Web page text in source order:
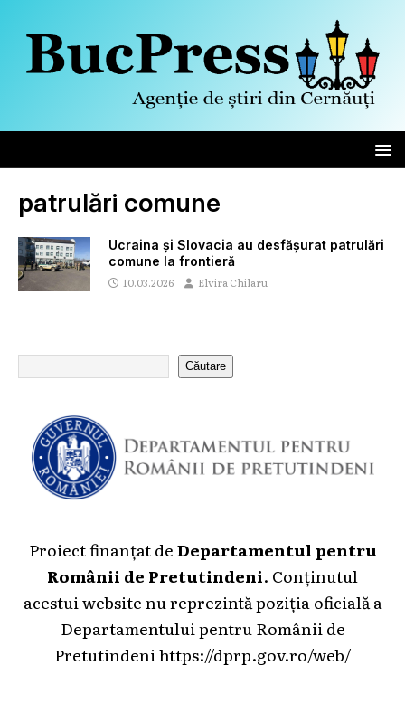
patrulări comune
Ucraina și Slovacia au desfășurat patrulări
comune la frontieră
10.03.2026 Elvira Chilaru
Căutare
Proiect finanțat deDepartamentul pentru
Românii de Pretutindeni. Conținutul
acestui website nu reprezintă poziția oficială a
Departamentului pentru Românii de
Pretutindeni https://dprp.gov.ro/web/